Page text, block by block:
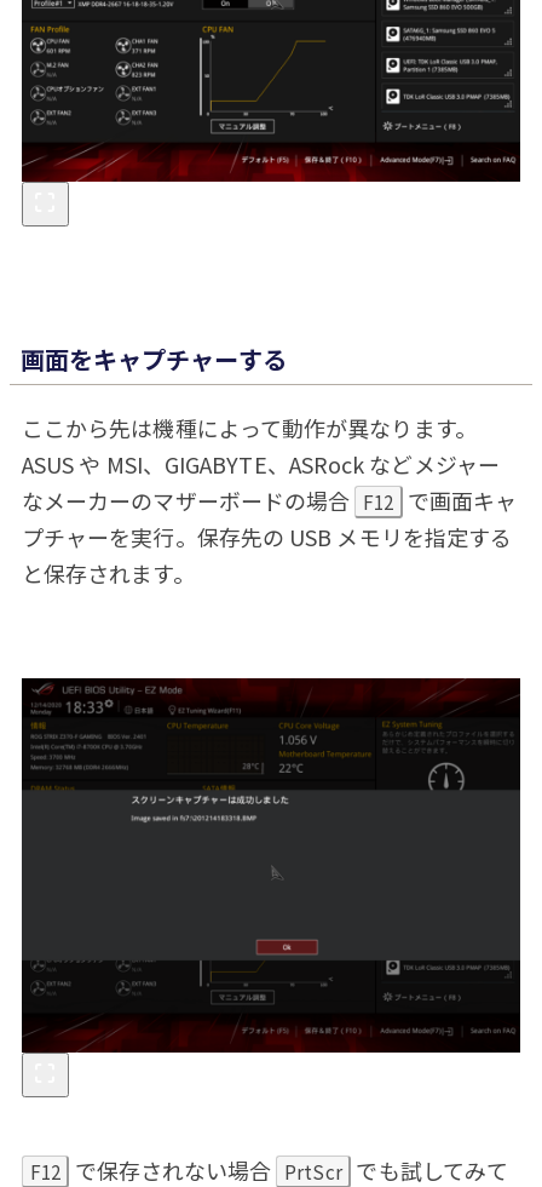
画面をキャプチャーする
ここから先は機種によって動作が異なります。
ASUS や MSI、GIGABYTE、ASRock などメジャー
なメーカーのマザーボードの場合 F12 で画面キャ
プチャーを実行。保存先の USB メモリを指定する
と保存されます。
F12 で保存されない場合 PrtScr でも試してみて